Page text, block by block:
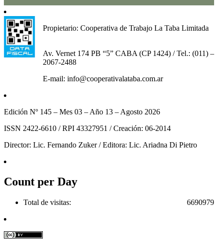
Propietario: Cooperativa de Trabajo La Taba Limitada
Av. Vernet 174 PB “5” CABA (CP 1424) / Tel.: (011) –
2067-2488
E-mail: info@cooperativalataba.com.ar
Edición Nº 145 – Mes 03 – Año 13 – Agosto 2026
ISSN 2422-6610 / RPI 43327951 / Creación: 06-2014
Director: Lic. Fernando Zuker / Editora: Lic. Ariadna Di Pietro
Count per Day
6690979
Total de visitas: